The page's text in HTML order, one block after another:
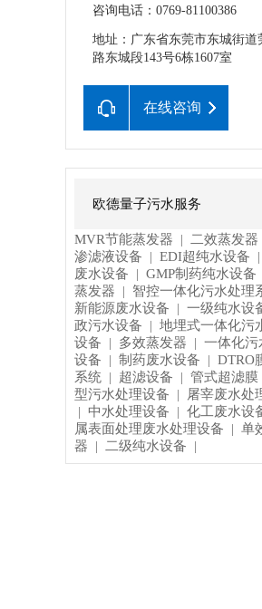
咨询电话：0769-81100386
地址：广东省东莞市东城街道
路东城段143号6栋1607室
在线咨询
欧德量子污水服务
MVR节能蒸发器 二效蒸发器
渗滤液设备
EDI超纯水设备
废水设备
GMP制药纯水设备
蒸发器
智控一体化污水处理
新能源废水设备 一级纯水设
政污水设备
地埋式一体化污
设备
多效蒸发器
一体化污
设备
制药废水设备
DTRO
系统
超滤设备 管式超滤膜
型污水处理设备
屠宰废水处
中水处理设备 化工废水设
属表面处理废水处理设备
单
器
二级纯水设备